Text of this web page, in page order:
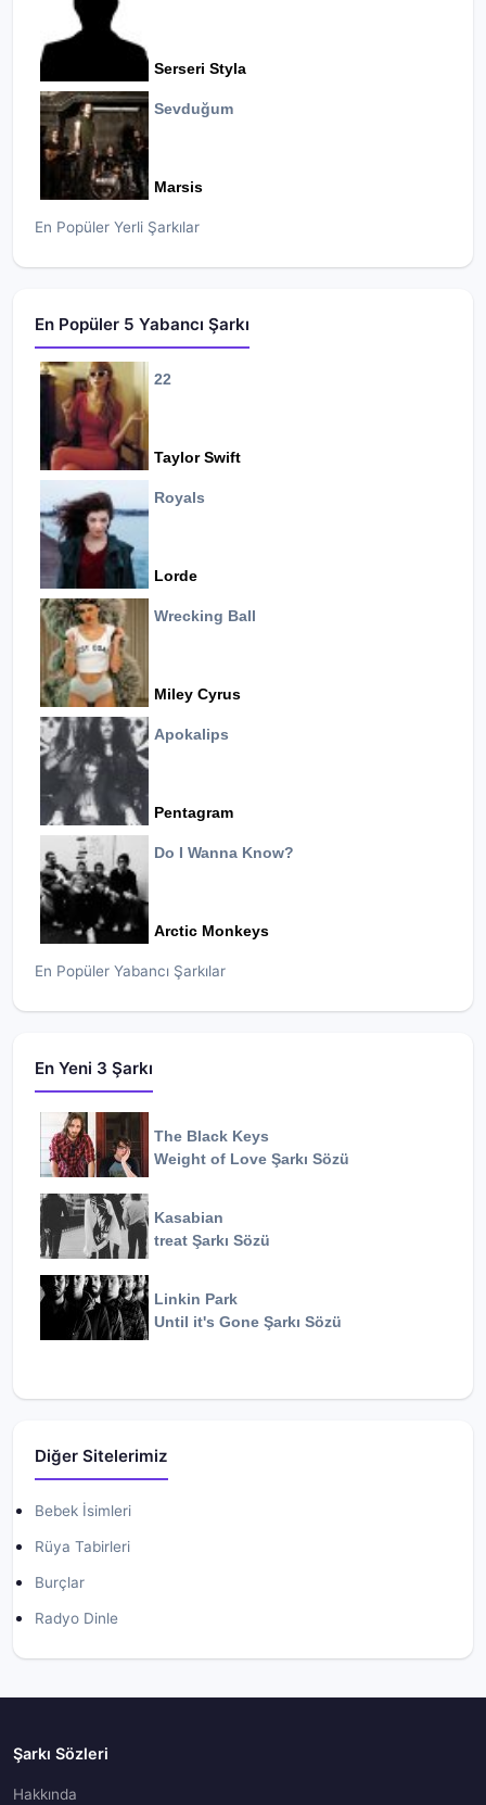
Serseri Styla
Sevduğum
Marsis
En Popüler Yerli Şarkılar
En Popüler 5 Yabancı Şarkı
22
Taylor Swift
Royals
Lorde
Wrecking Ball
Miley Cyrus
Apokalips
Pentagram
Do I Wanna Know?
Arctic Monkeys
En Popüler Yabancı Şarkılar
En Yeni 3 Şarkı
The Black Keys
Weight of Love Şarkı Sözü
Kasabian
treat Şarkı Sözü
Linkin Park
Until it's Gone Şarkı Sözü
Diğer Sitelerimiz
Bebek İsimleri
Rüya Tabirleri
Burçlar
Radyo Dinle
Şarkı Sözleri
Hakkında